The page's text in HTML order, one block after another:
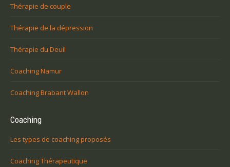
Thérapie de couple
Thérapie de la dépression
Thérapie du Deuil
Coaching Namur
Coaching Brabant Wallon
Coaching
Les types de coaching proposés
Coaching Thérapeutique